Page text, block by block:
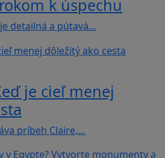
k úspechu
detailná a pútavá…
je cieľ menej
príbeh Claire,…